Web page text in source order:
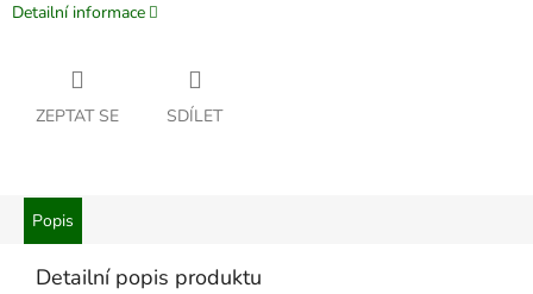
Detailní informace
ZEPTAT SE SDÍLET
Popis
Detailní popis produktu